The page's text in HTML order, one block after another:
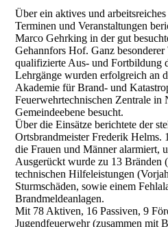
Über ein aktives und
Terminen und Veranstaltungen
Marco Gehrking in der gut
Gehannfors Hof. Ganz
qualifizierte Aus- und Fortbildung
Lehrgänge wurden erfolgreich an
Akademie für Brand- und
Feuerwehrtechnischen Zentrale in
Gemeindeebene besucht.
Über die Einsätze berichtete der
Ortsbrandmeister Frederik Helms.
die Frauen und Männer alarmiert,
Ausgerückt wurde zu 13 Bränden
technischen Hilfeleistungen
Sturmschäden, sowie einem
Brandmeldeanlagen.
Mit 78 Aktiven, 16 Passiven, 9
Jugendfeuerwehr (zusammen mit